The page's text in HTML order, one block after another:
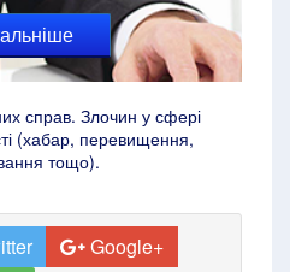
справ. Злочин у сфері
(хабар, перевищення,
тощо).
Google+